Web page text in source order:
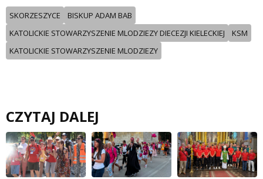
SKORZESZYCE
BISKUP ADAM BAB
KATOLICKIE STOWARZYSZENIE MLODZIEZY DIECEZJI KIELECKIEJ
KSM
KATOLICKIE STOWARZYSZENIE MLODZIEZY
CZYTAJ DALEJ